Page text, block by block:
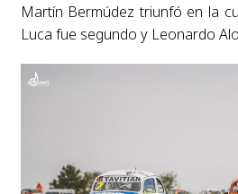
Martín Bermúdez triunfó en la
Luca fue segundo y Leonardo